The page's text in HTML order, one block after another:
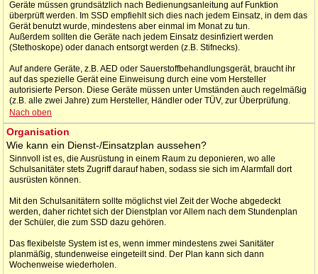
Geräte müssen grundsätzlich nach Bedienungsanleitung auf Funktion
überprüft werden. Im SSD empfiehlt sich dies nach jedem Einsatz, in dem das
Gerät benutzt wurde, mindestens aber einmal im Monat zu tun.
Außerdem sollten die Geräte nach jedem Einsatz desinfiziert werden
(Stethoskope) oder danach entsorgt werden (z.B. Stifnecks).
Auf andere Geräte, z.B. AED oder Sauerstoffbehandlungsgerät, braucht ihr
auf das spezielle Gerät eine Einweisung durch eine vom Hersteller
autorisierte Person. Diese Geräte müssen unter Umständen auch regelmäßig
(z.B. alle zwei Jahre) zum Hersteller, Händler oder TÜV, zur Überprüfung.
Nach oben
Organisation
Wie kann ein Dienst-/Einsatzplan aussehen?
Sinnvoll ist es, die Ausrüstung in einem Raum zu deponieren, wo alle
Schulsanitäter stets Zugriff darauf haben, sodass sie sich im Alarmfall dort
ausrüsten können.
Mit den Schulsanitätern sollte möglichst viel Zeit der Woche abgedeckt
werden, daher richtet sich der Dienstplan vor Allem nach dem Stundenplan
der Schüler, die zum SSD dazu gehören.
Das flexibelste System ist es, wenn immer mindestens zwei Sanitäter
planmäßig, stundenweise eingeteilt sind. Der Plan kann sich dann
Wochenweise wiederholen.